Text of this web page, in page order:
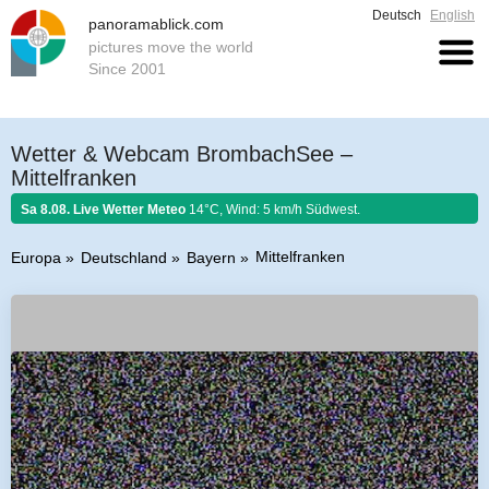
panoramablick.com
pictures move the world
Since 2001
Deutsch English
Wetter & Webcam BrombachSee –
Mittelfranken
Sa 8.08. Live Wetter Meteo 14°C, Wind: 5 km/h Südwest.
Europa Deutschland Bayern Mittelfranken